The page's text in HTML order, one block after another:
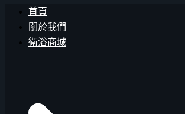
首頁
關於我們
衛浴商城